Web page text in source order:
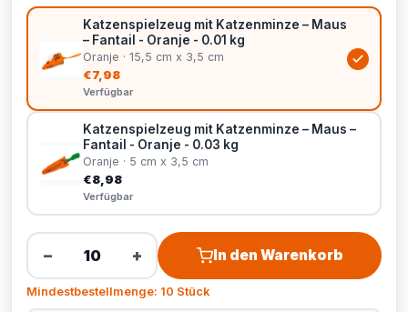
Katzenspielzeug mit Katzenminze – Maus
– Fantail - Oranje - 0.01 kg
Oranje · 15,5 cm x 3,5 cm
€7,98
Verfügbar
Katzenspielzeug mit Katzenminze – Maus –
Fantail - Oranje - 0.03 kg
Oranje · 5 cm x 3,5 cm
€8,98
Verfügbar
− + In den Warenkorb
Mindestbestellmenge: 10 Stück